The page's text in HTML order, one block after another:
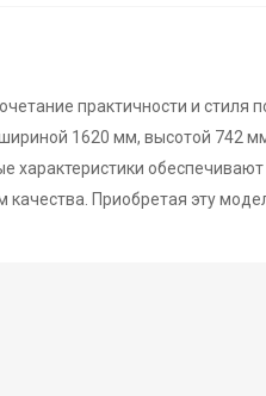
практичности и
1620 мм, высотой 742
качества. Приобретая эту